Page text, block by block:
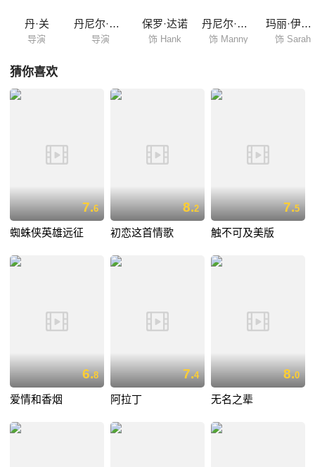
丹·关
导演
丹尼尔·施纳特
导演
保罗·达诺
饰 Hank
丹尼尔·雷德克里夫
饰 Manny
玛丽·伊丽莎白·温斯特德
饰 Sarah
猜你喜欢
7.6
蜘蛛侠英雄远征
8.2
初恋这首情歌
7.5
触不可及美版
6.8
爱情和香烟
7.4
阿拉丁
8.0
无名之辈